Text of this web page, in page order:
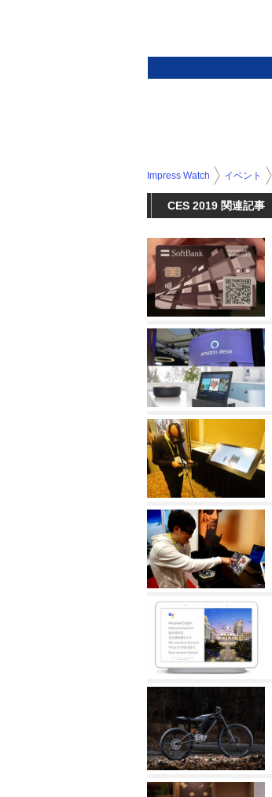
Impress Watch イベント
CES 2019 関連記事